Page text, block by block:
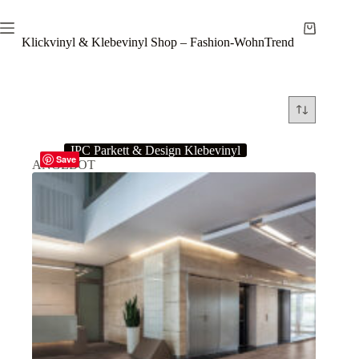
Inhalt
springenKlickvinyl & Klebevinyl Shop – Fashion-WohnTrend
Warenkorb
Save
IPC Parkett & Design Klebevinyl
ANGEBOT